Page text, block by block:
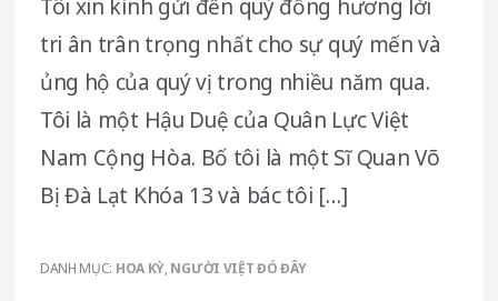
Tôi xin kính gửi đến quý đồng hương lời
tri ân trân trọng nhất cho sự quý mến và
ủng hộ của quý vị trong nhiều năm qua.
Tôi là một Hậu Duệ của Quân Lực Việt
Nam Cộng Hòa. Bố tôi là một Sĩ Quan Võ
Bị Đà Lạt Khóa 13 và bác tôi […]
DANH MỤC: HOA KỲ, NGƯỜI VIỆT ĐÓ ĐÂY